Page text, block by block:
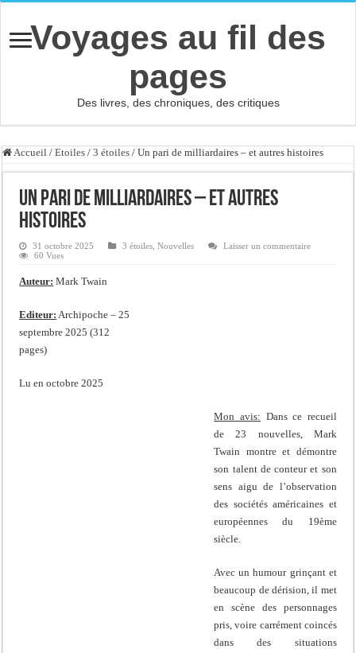
Voyages au fil des
pages
Des livres, des chroniques, des critiques
Accueil / Etoiles / 3 étoiles / Un pari de milliardaires – et autres histoires
Un pari de milliardaires – et autres
histoires
31 octobre 2025 3 étoiles ,Nouvelles
Laisser un commentaire
60 Vues
Auteur: Mark Twain
Editeur: Archipoche – 25
septembre 2025 (312
pages)
Lu en octobre 2025
Mon avis: Dans ce recueil
de 23 nouvelles, Mark
Twain montre et démontre
son talent de conteur et son
sens aigu de l’observation
des sociétés américaines et
européennes du 19ème
siècle.
Avec un humour grinçant et
beaucoup de dérision, il met
en scène des personnages
pris, voire carrément coincés
dans des situations